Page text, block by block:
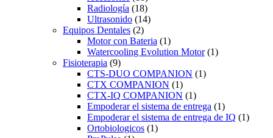
Radiología (18)
Ultrasonido (14)
Equipos Dentales (2)
Motor con Bateria (1)
Watercooling Evolution Motor (1)
Fisioterapia (9)
CTS-DUO COMPANION (1)
CTX COMPANION (1)
CTX-IQ COMPANION (1)
Empoderar el sistema de entrega (1)
Empoderar el sistema de entrega de IQ (1)
Ortobiologicos (1)